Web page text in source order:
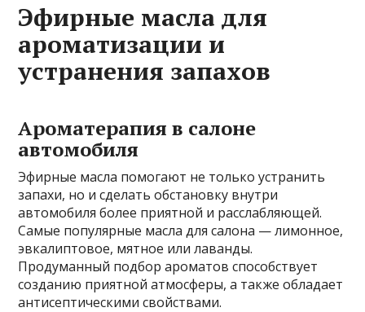
Эфирные масла для
ароматизации и
устранения запахов
Ароматерапия в салоне
автомобиля
Эфирные масла помогают не только устранить
запахи, но и сделать обстановку внутри
автомобиля более приятной и расслабляющей.
Самые популярные масла для салона — лимонное,
эвкалиптовое, мятное или лаванды.
Продуманный подбор ароматов способствует
созданию приятной атмосферы, а также обладает
антисептическими свойствами.